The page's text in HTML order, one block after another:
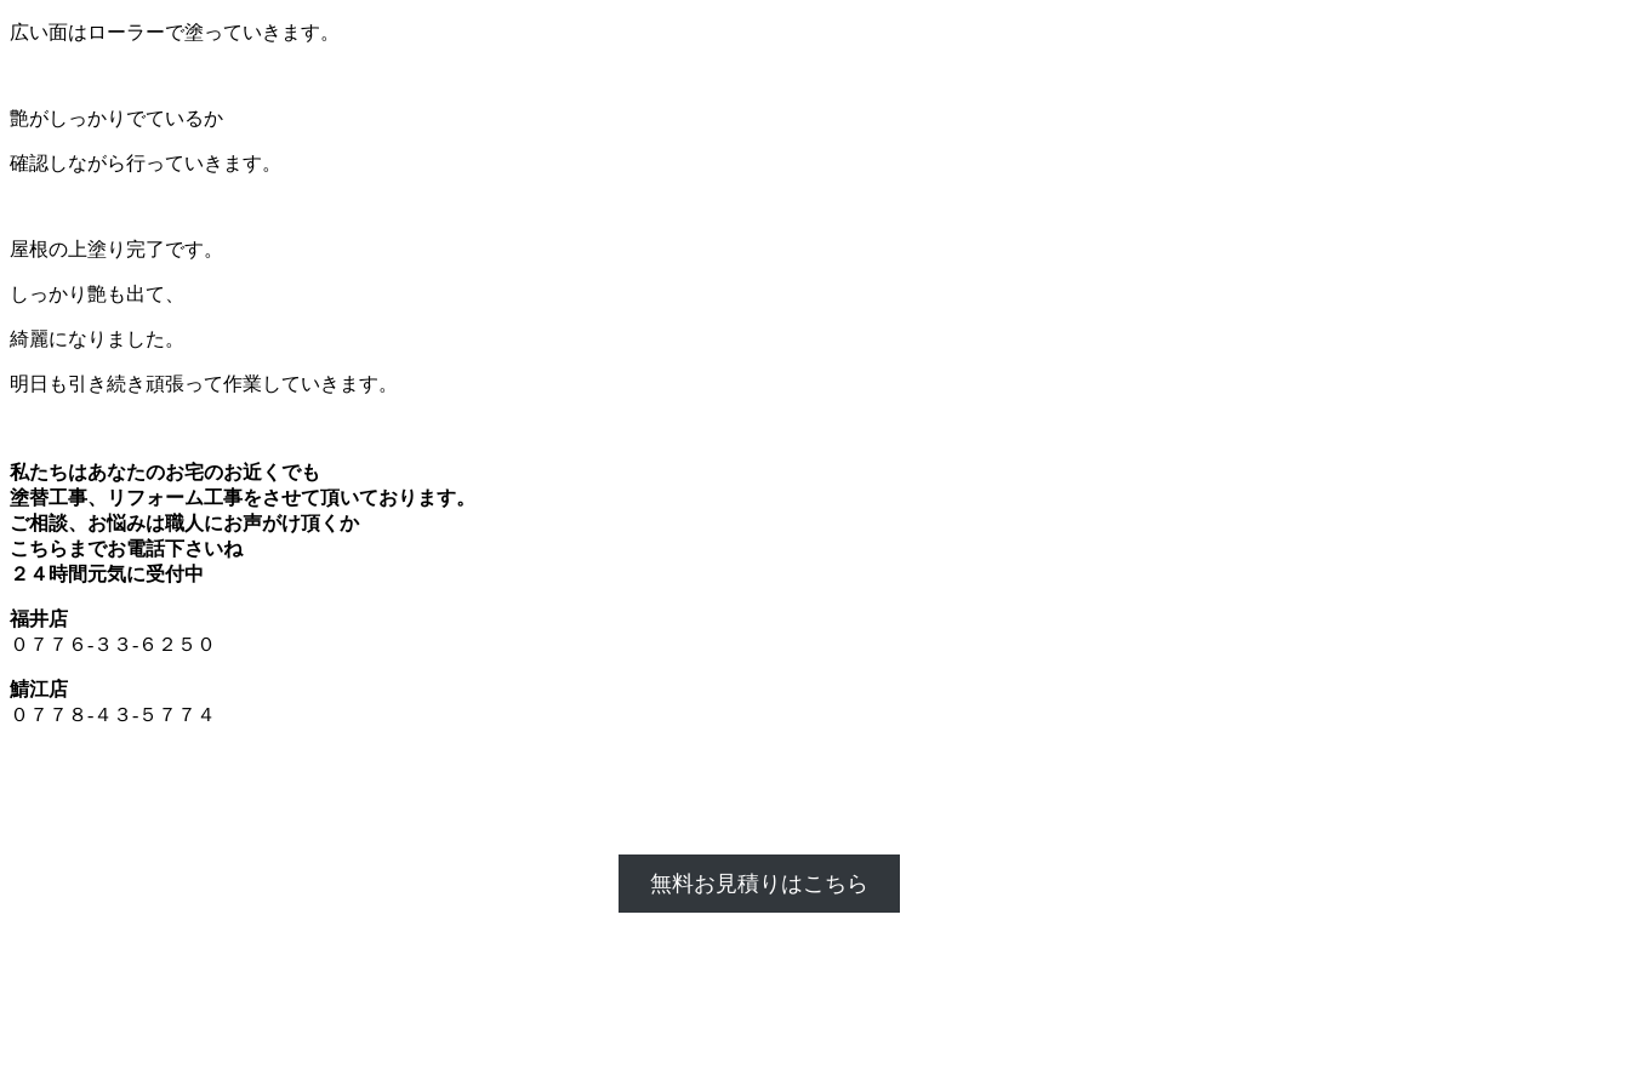
広い面はローラーで塗っていきます。
艶がしっかりでているか
確認しながら行っていきます。
屋根の上塗り完了です。
しっかり艶も出て、
綺麗になりました。
明日も引き続き頑張って作業していきます。
私たちはあなたのお宅のお近くでも
塗替工事、リフォーム工事をさせて頂いております。
ご相談、お悩みは職人にお声がけ頂くか
こちらまでお電話下さいね
２４時間元気に受付中
福井店
０７７６-３３-６２５０
鯖江店
０７７８-４３-５７７４
無料お見積りはこちら